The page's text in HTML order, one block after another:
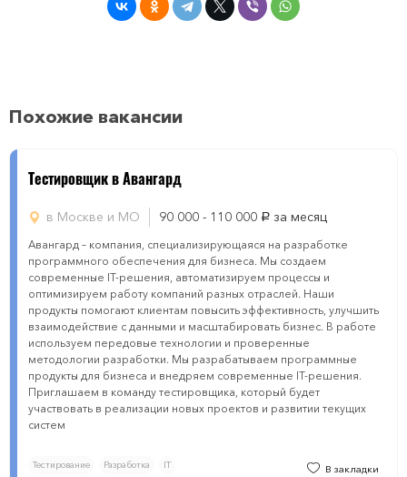
Похожие вакансии
Тестировщик в Авангард
в Москве и МО 90 000 - 110 000 руб. за месяц
Авангард – компания, специализирующаяся на разработке
программного обеспечения для бизнеса. Мы создаем
современные IT-решения, автоматизируем процессы и
оптимизируем работу компаний разных отраслей. Наши
продукты помогают клиентам повысить эффективность, улучшить
взаимодействие с данными и масштабировать бизнес. В работе
используем передовые технологии и проверенные
методологии разработки. Мы разрабатываем программные
продукты для бизнеса и внедряем современные IT-решения.
Приглашаем в команду тестировщика, который будет
участвовать в реализации новых проектов и развитии текущих
систем
Тестирование Разработка IT В закладки